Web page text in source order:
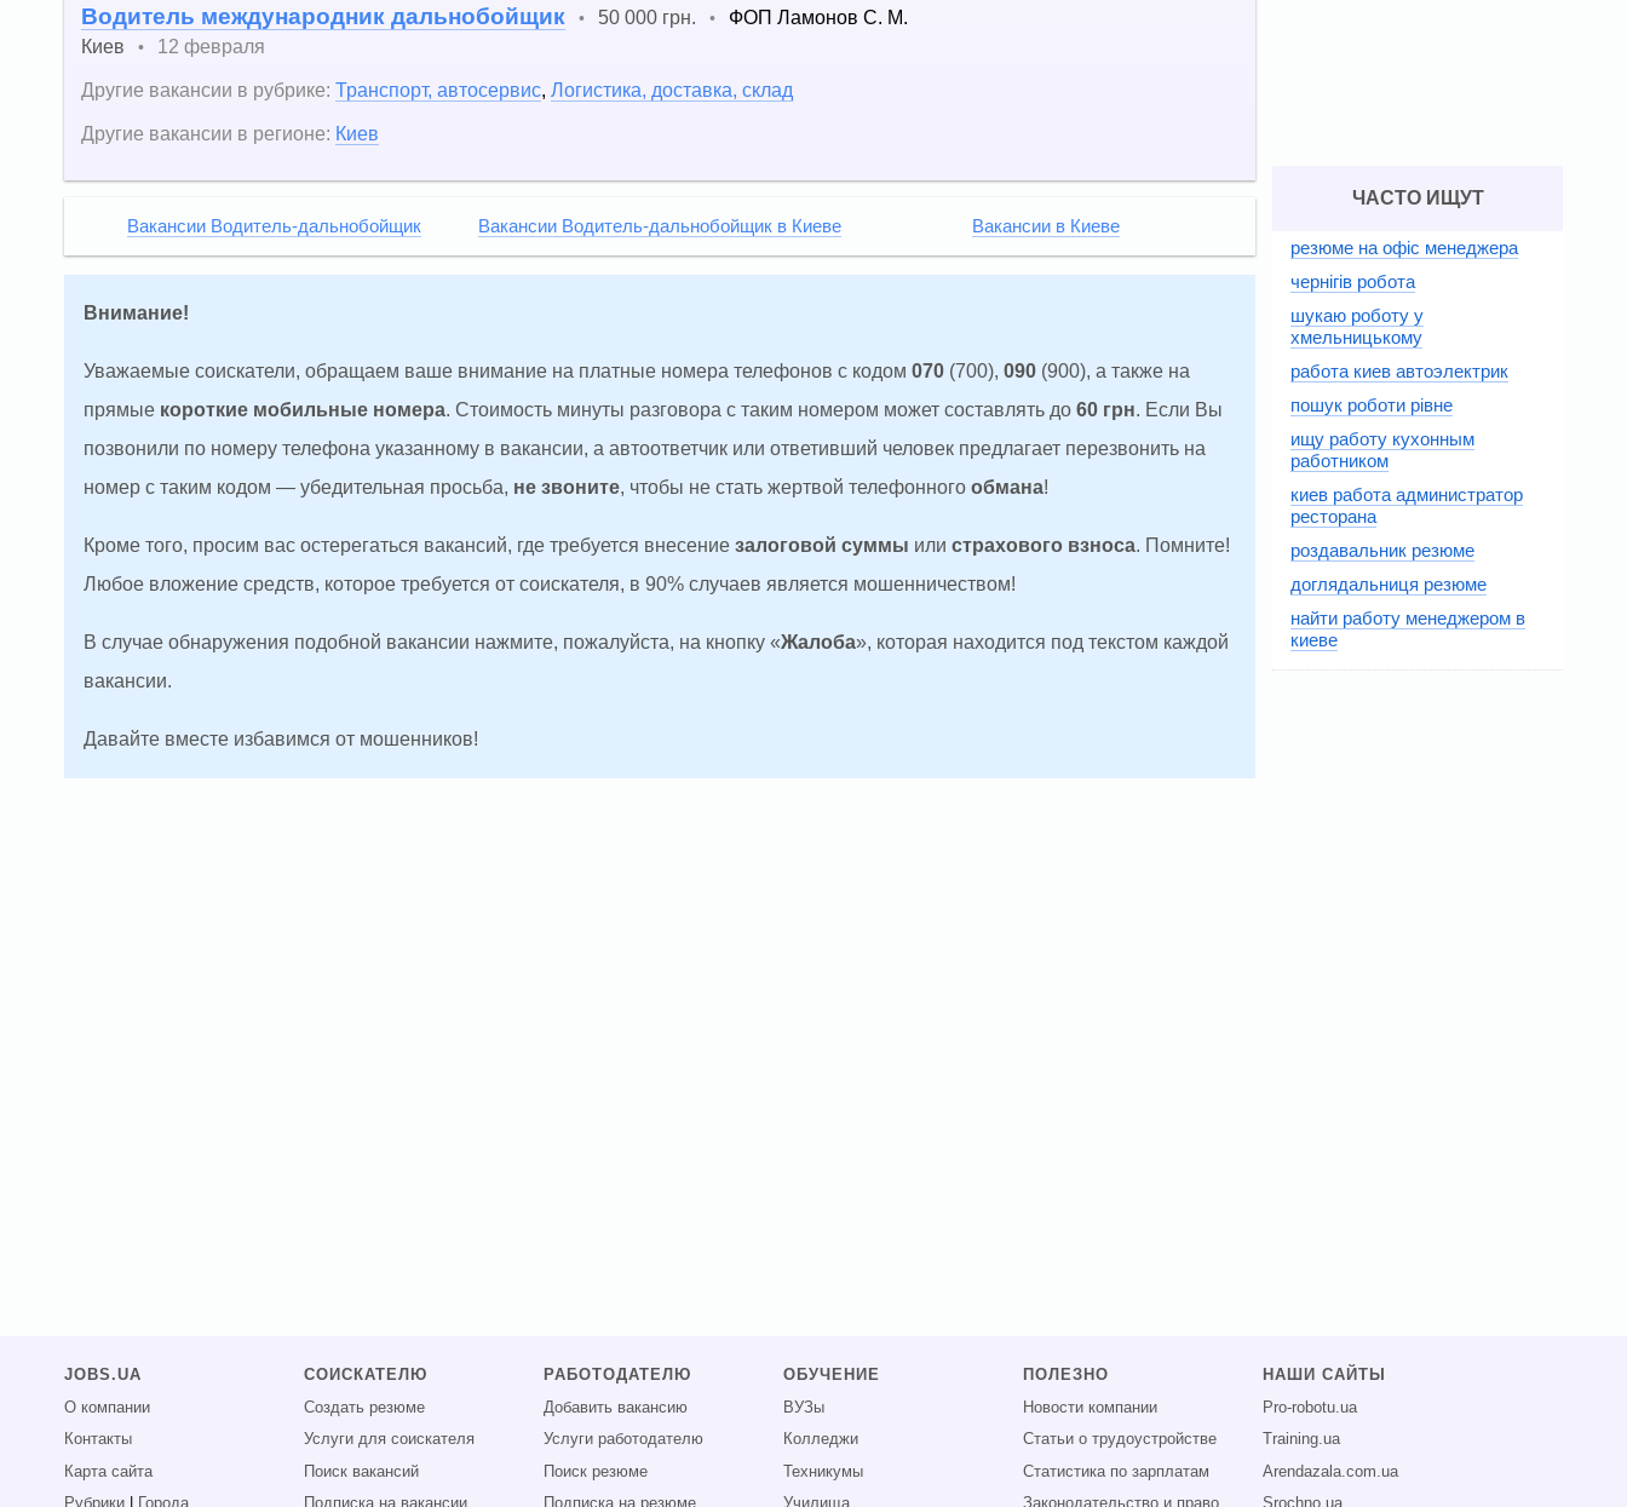
Водитель международник дальнобойщик • 50 000 грн. •
ФОП Ламонов С. М.
Киев
•
12 февраля
Другие вакансии в рубрике: Транспорт, автосервис Логистика, доставка, склад
Другие вакансии в регионе: Киев
Вакансии Водитель-дальнобойщик Вакансии Водитель-дальнобойщик в Киеве Вакансии в Киеве
Внимание!
Уважаемые соискатели, обращаем ваше внимание на платные номера телефонов с кодом 070 (700), 090 (900), а также на
прямые короткие мобильные номера. Стоимость минуты разговора с таким номером может составлять до 60 грн. Если Вы
позвонили по номеру телефона указанному в вакансии, а автоответчик или ответивший человек предлагает перезвонить на
номер с таким кодом — убедительная просьба, не звоните, чтобы не стать жертвой телефонного обмана!
Кроме того, просим вас остерегаться вакансий, где требуется внесение залоговой суммы или страхового взноса. Помните!
Любое вложение средств, которое требуется от соискателя, в 90% случаев является мошенничеством!
В случае обнаружения подобной вакансии нажмите, пожалуйста, на кнопку «Жалоба», которая находится под текстом каждой
вакансии.
Давайте вместе избавимся от мошенников!
ЧАСТО ИЩУТ
резюме на офіс менеджера
чернігів робота
шукаю роботу у
хмельницькому
работа киев автоэлектрик
пошук роботи рівне
ищу работу кухонным
работником
киев работа администратор
ресторана
роздавальник резюме
доглядальниця резюме
найти работу менеджером в
киеве
JOBS.UA
О компании
Контакты
Карта сайта
Рубрики
Города
СОИСКАТЕЛЮ
Создать резюме
Услуги для соискателя
Поиск вакансий
Подписка на вакансии
РАБОТОДАТЕЛЮ
Добавить вакансию
Услуги работодателю
Поиск резюме
Подписка на резюме
ОБУЧЕНИЕ
ВУЗы
Колледжи
Техникумы
Училища
ПОЛЕЗНО
Новости компании
Статьи о трудоустройстве
Статистика по зарплатам
Законодательство и право
НАШИ САЙТЫ
Pro-robotu.ua
Training.ua
Arendazala.com.ua
Srochno.ua